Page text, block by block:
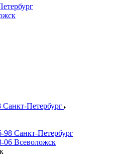
Санкт-Петербург
98 Санкт-Петербург
06 Всеволожск